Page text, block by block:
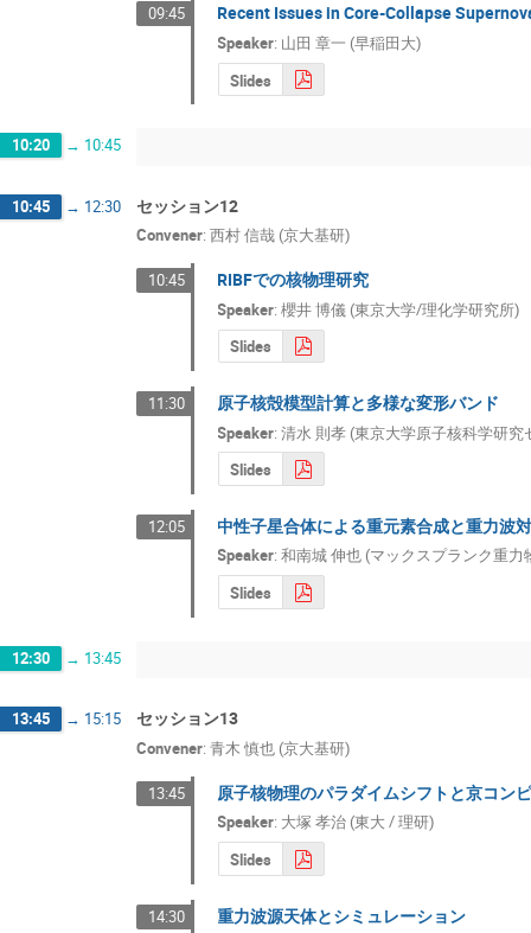
09:45 Recent Issues in Core-Collapse
Speaker: 山田 章一 (早稲田大)
Slides
10:20 → 10:45
10:45 → 12:30 セッション12
Convener: ⻄村 信哉 (京大基研)
10:45 RIBFでの核物理研究
Speaker:櫻井 博儀 (東京大学/理化学研究所)
Slides
11:30 原子核殻模型計算と多様な変形バンド
Speaker:清水 則孝 (東京大学原子核科学研究
Slides
12:05 中性子星合体による重元素合成と重力波
Speaker:和南城 伸也 (マックスプランク重
Slides
12:30 → 13:45
13:45 → 15:15 セッション13
Convener: ⻘木 慎也 (京大基研)
13:45 原子核物理のパラダイムシフトと京コン
Speaker: 大塚 孝治 (東大 / 理研)
Slides
14:30 重力波源天体とシミュレーション